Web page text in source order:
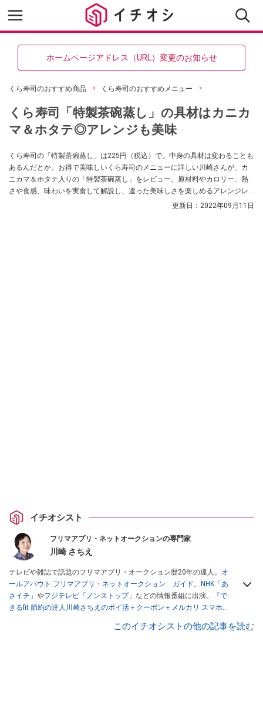
ホームページアドレス（URL）変更のお知らせ
くら寿司のおすすめ商品 くら寿司のおすすめメニュー
くら寿司「特製茶碗蒸し」の具材はカニカ
マ＆ホタテ◎アレンジも美味
くら寿司の「特製茶碗蒸し」は225円（税込）で、中身の具材は変わることも
あるんだとか。お得で美味しいくら寿司のメニューに詳しい川崎さんが、カ
ニカマ＆ホタテ入りの「特製茶碗蒸し」をレビュー。原材料やカロリー、熱
さや食感、味わいを実食して解説し、違った美味しさを楽しめるアレンジレ
更新日： 2022年09月11日
イチオシスト
フリマアプリ・ネットオークションの専門家
川崎 さちえ
テレビや雑誌で話題のフリマアプリ・オークション歴20年の達人。 オ
ールアバウト フリマアプリ・ネットオークション ガイド。
NHK「あ
さイチ」 やフジテレビ「ノンストップ」 などの情報番組に出演。
『で
きるfit 節約の達人川崎さちえのポイ活＋クーポン＋メルカリ スマホで
スマホ1つでスキマ時間に効率的に稼ぐ！』（翔泳社刊） ほか著書多
このイチオシストの他の記事を読む